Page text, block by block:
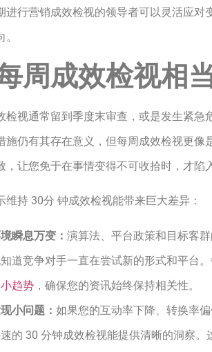
进行营销成效检视的领导者可以灵活应对
周成效检视相
检视通常留到季度末审查，或是发生紧急
施仍有其存在意义，但每周成效检视更像
，让您免于在事情变得不可收拾时，才陷
维持 30分 钟成效检视能带来巨大差异：
瞬息万变： 演算法、平台政策和目标客
道竞争对手一直在尝试新的形式和平台
趋势 ，确保您的资讯始终保持相关性。
小问题： 如果您的互动率下降、转换率
的 30 分钟成效检视能提供清晰的洞察